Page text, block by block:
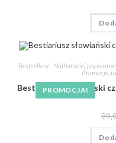
PROMOCJA!
Bestsellery - Najbardziej
Promocje,
Bestiariusz słowiański